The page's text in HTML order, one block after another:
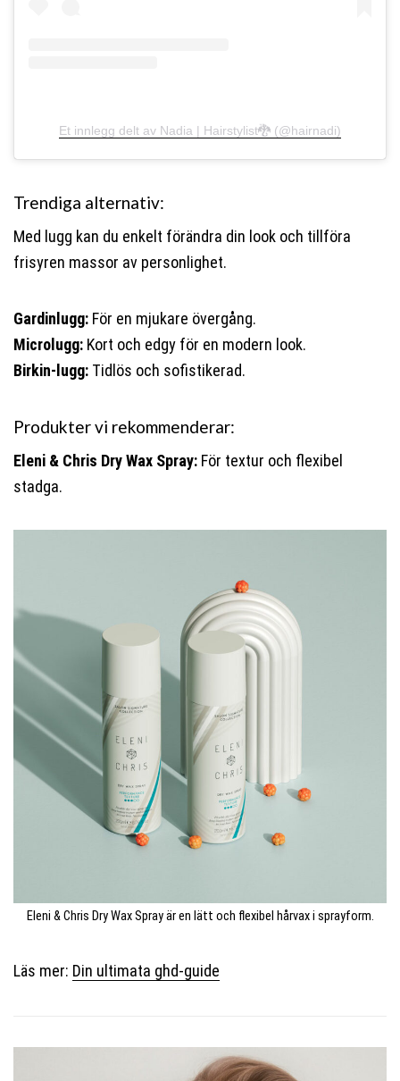
Et innlegg delt av Nadia | Hairstylist🐉 (@hairnadi)
Trendiga alternativ:
Med lugg kan du enkelt förändra din look och tillföra
frisyren massor av personlighet.
Gardinlugg: För en mjukare övergång.
Microlugg: Kort och edgy för en modern look.
Birkin-lugg: Tidlös och sofistikerad.
Produkter vi rekommenderar:
Eleni & Chris Dry Wax Spray: För textur och flexibel
stadga.
Eleni & Chris Dry Wax Spray är en lätt och flexibel hårvax i sprayform.
Läs mer: Din ultimata ghd-guide